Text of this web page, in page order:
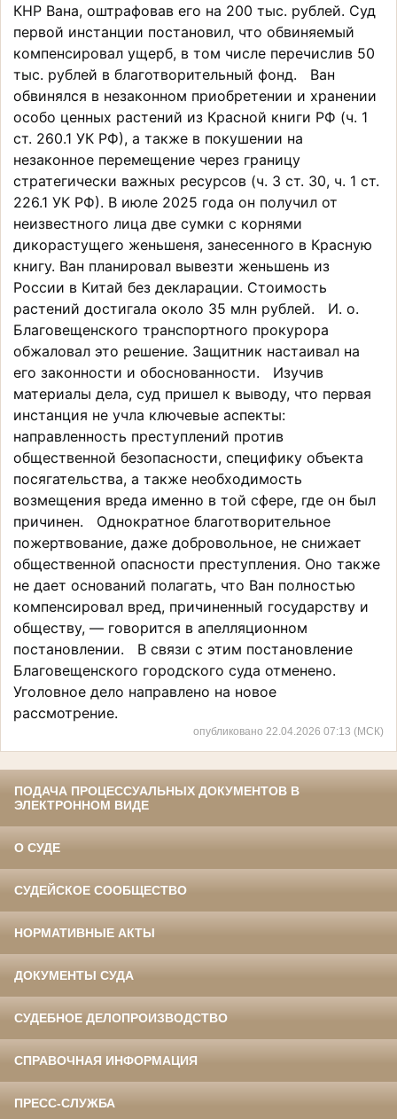
КНР Вана, оштрафовав его на 200 тыс. рублей. Суд
первой инстанции постановил, что обвиняемый
компенсировал ущерб, в том числе перечислив 50
тыс. рублей в благотворительный фонд. Ван
обвинялся в незаконном приобретении и хранении
особо ценных растений из Красной книги РФ (ч. 1
ст. 260.1 УК РФ), а также в покушении на
незаконное перемещение через границу
стратегически важных ресурсов (ч. 3 ст. 30, ч. 1 ст.
226.1 УК РФ). В июле 2025 года он получил от
неизвестного лица две сумки с корнями
дикорастущего женьшеня, занесенного в Красную
книгу. Ван планировал вывезти женьшень из
России в Китай без декларации. Стоимость
растений достигала около 35 млн рублей. И. о.
Благовещенского транспортного прокурора
обжаловал это решение. Защитник настаивал на
его законности и обоснованности. Изучив
материалы дела, суд пришел к выводу, что первая
инстанция не учла ключевые аспекты:
направленность преступлений против
общественной безопасности, специфику объекта
посягательства, а также необходимость
возмещения вреда именно в той сфере, где он был
причинен. Однократное благотворительное
пожертвование, даже добровольное, не снижает
общественной опасности преступления. Оно также
не дает оснований полагать, что Ван полностью
компенсировал вред, причиненный государству и
обществу, — говорится в апелляционном
постановлении. В связи с этим постановление
Благовещенского городского суда отменено.
Уголовное дело направлено на новое
рассмотрение.
опубликовано 22.04.2026 07:13 (МСК)
ПОДАЧА ПРОЦЕССУАЛЬНЫХ ДОКУМЕНТОВ В
ЭЛЕКТРОННОМ ВИДЕ
О СУДЕ
СУДЕЙСКОЕ СООБЩЕСТВО
НОРМАТИВНЫЕ АКТЫ
ДОКУМЕНТЫ СУДА
СУДЕБНОЕ ДЕЛОПРОИЗВОДСТВО
СПРАВОЧНАЯ ИНФОРМАЦИЯ
ПРЕСС-СЛУЖБА